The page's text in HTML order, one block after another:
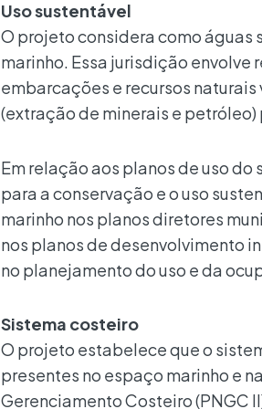
Uso sustentável
O projeto considera como águas
marinho. Essa jurisdição
embarcações e recursos
(extração de minerais e
Em relação aos planos de uso
para a conservação e o uso
marinho nos planos diretores
nos planos de desenvolvimento
no planejamento do uso e da
Sistema costeiro
O projeto estabelece que o
presentes no espaço marinho e
Gerenciamento Costeiro (PNGC